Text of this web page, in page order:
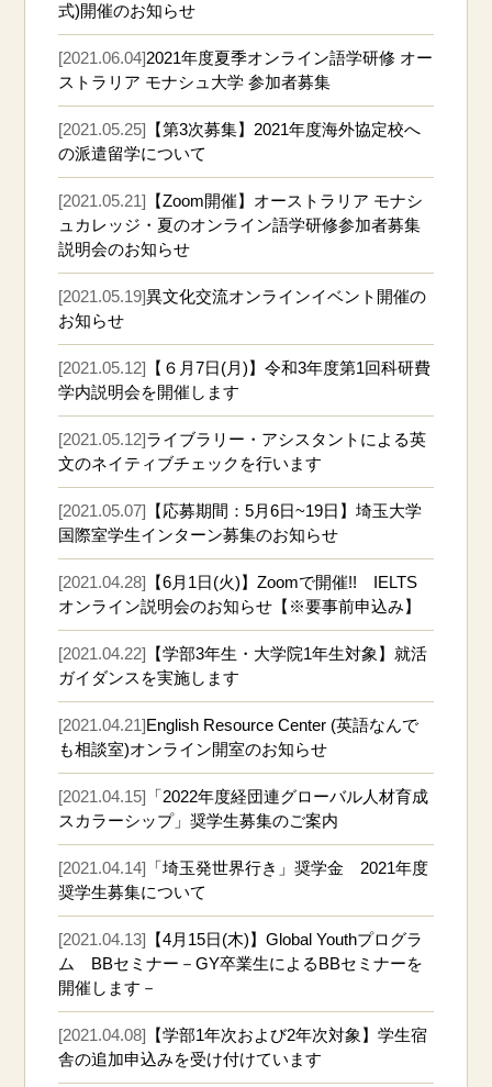
式)開催のお知らせ
[2021.06.04]2021年度夏季オンライン語学研修 オー
ストラリア モナシュ大学 参加者募集
[2021.05.25] 【第3次募集】2021年度海外協定校へ
の派遣留学について
[2021.05.21] 【Zoom開催】オーストラリア モナシ
ュカレッジ・夏のオンライン語学研修参加者募集
説明会のお知らせ
[2021.05.19]異文化交流オンラインイベント開催の
お知らせ
[2021.05.12] 【６月7日(月)】令和3年度第1回科研費
学内説明会を開催します
[2021.05.12]ライブラリー・アシスタントによる英
文のネイティブチェックを行います
[2021.05.07] 【応募期間：5月6日~19日】埼玉大学
国際室学生インターン募集のお知らせ
[2021.04.28] 【6月1日(火)】Zoomで開催!! IELTS
オンライン説明会のお知らせ【※要事前申込み】
[2021.04.22] 【学部3年生・大学院1年生対象】就活
ガイダンスを実施します
[2021.04.21]English Resource Center (英語なんで
も相談室)オンライン開室のお知らせ
[2021.04.15] 「2022年度経団連グローバル人材育成
スカラーシップ」奨学生募集のご案内
[2021.04.14] 「埼玉発世界行き」奨学金 2021年度
奨学生募集について
[2021.04.13] 【4月15日(木)】Global Youthプログラ
ム BBセミナー－GY卒業生によるBBセミナーを
開催します－
[2021.04.08] 【学部1年次および2年次対象】学生宿
舎の追加申込みを受け付けています